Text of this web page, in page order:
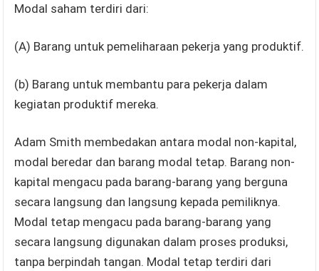
Modal saham terdiri dari:
(A) Barang untuk pemeliharaan pekerja yang produktif.
(b) Barang untuk membantu para pekerja dalam
kegiatan produktif mereka.
Adam Smith membedakan antara modal non-kapital,
modal beredar dan barang modal tetap. Barang non-
kapital mengacu pada barang-barang yang berguna
secara langsung dan langsung kepada pemiliknya.
Modal tetap mengacu pada barang-barang yang
secara langsung digunakan dalam proses produksi,
tanpa berpindah tangan. Modal tetap terdiri dari